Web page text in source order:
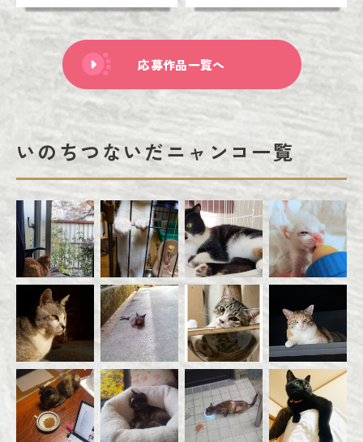
応募作品一覧へ
いのちつないだニャンコ一覧